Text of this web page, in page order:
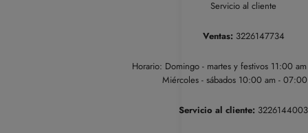
Servicio al cliente
Ventas:3226147734
Horario: Domingo - martes y festivos 11:00
Miércoles - sábados 10:00 am -
Servicio al cliente: 3226144003